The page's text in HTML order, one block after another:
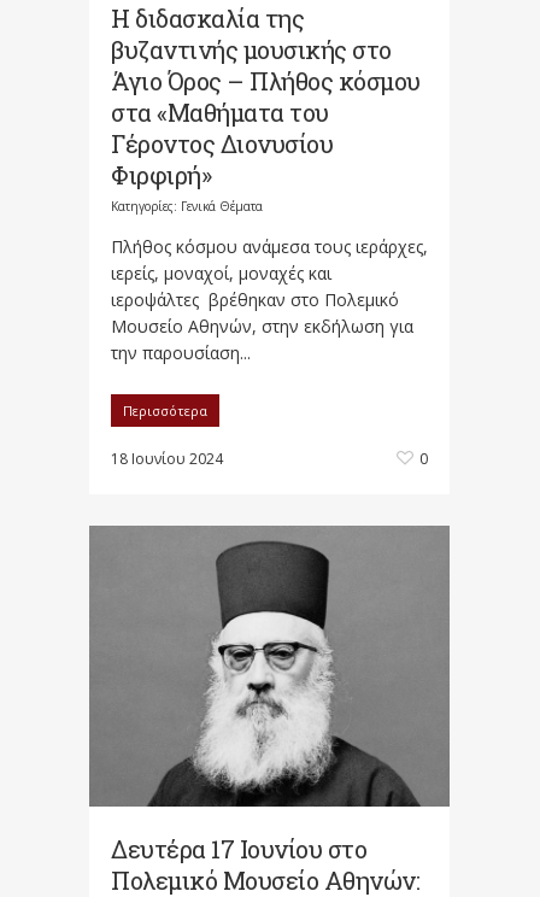
Η διδασκαλία της
βυζαντινής μουσικής στο
Άγιο Όρος – Πλήθος κόσμου
στα «Μαθήματα του
Γέροντος Διονυσίου
Φιρφιρή»
Κατηγορίες: Γενικά Θέματα
Πλήθος κόσμου ανάμεσα τους ιεράρχες,
ιερείς, μοναχοί, μοναχές και
ιεροψάλτες βρέθηκαν στο Πολεμικό
Μουσείο Αθηνών, στην εκδήλωση για
την παρουσίαση...
Περισσότερα
18 Ιουνίου 2024 0
Δευτέρα 17 Ιουνίου στο
Πολεμικό Μουσείο Αθηνών: